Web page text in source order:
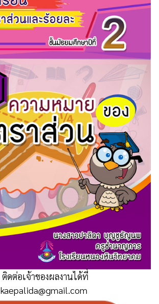
ติดต่อเจ้าของผลงานได้ที่
kaepalida@gmail.com